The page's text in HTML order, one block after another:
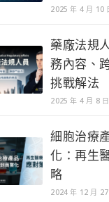
2025 年 4 月 10
藥廠法規
務內容、
挑戰解法
2025 年 4 月 8 日
細胞治療
化：再生
略
2024 年 12 月 27